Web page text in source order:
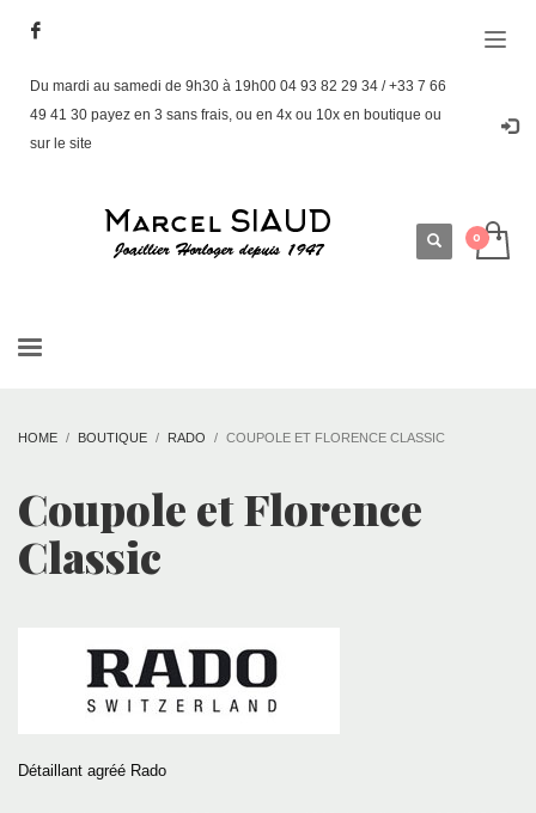
Du mardi au samedi de 9h30 à 19h00 04 93 82 29 34 / +33 7 66
49 41 30 payez en 3 sans frais, ou en 4x ou 10x en boutique ou
sur le site
HOME BOUTIQUE RADO COUPOLE ET FLORENCE CLASSIC
Coupole et Florence
Classic
Détaillant agréé Rado